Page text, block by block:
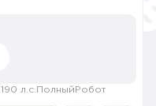
190 л.с. Полный Робот